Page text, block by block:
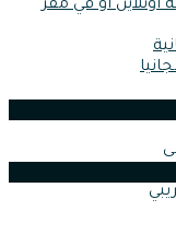
أو في مقر